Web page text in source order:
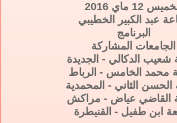
12 ماي 2016
عبد الكبير الخطيبي
البرنامج
الجامعات المشاركة
شعيب الدكالي - الجديدة
محمد الخامس - الرباط
الحسن الثاني - المحمدية
القاضي عياض - مراكش
ابن طفيل - القنيطرة